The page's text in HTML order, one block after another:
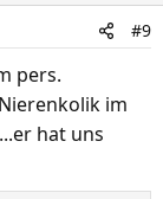
#9
pers.
im
hat uns